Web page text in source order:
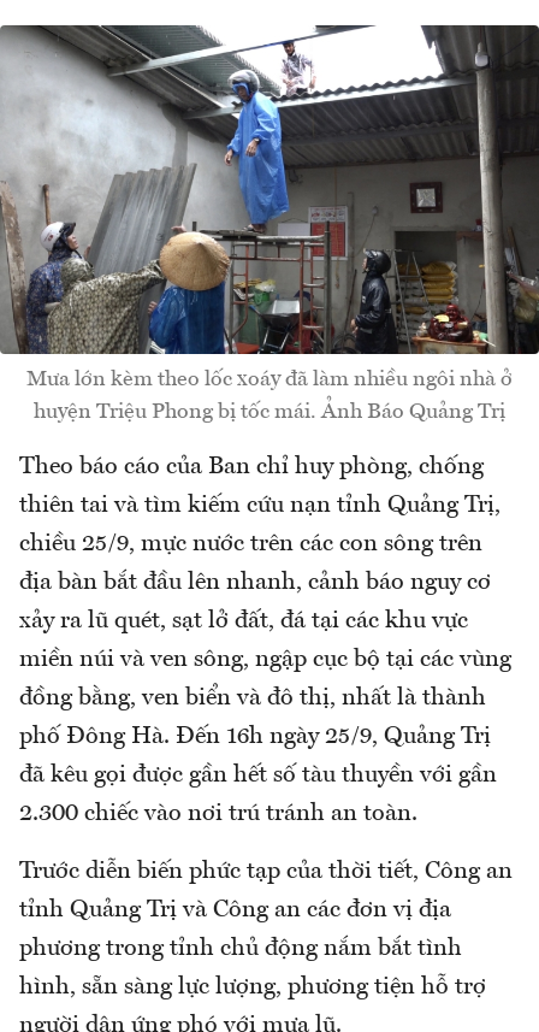
Mưa lớn kèm theo lốc xoáy đã làm nhiều ngôi nhà ở
huyện Triệu Phong bị tốc mái. Ảnh Báo Quảng Trị
Theo báo cáo của Ban chỉ huy phòng, chống
thiên tai và tìm kiếm cứu nạn tỉnh Quảng Trị,
chiều 25/9, mực nước trên các con sông trên
địa bàn bắt đầu lên nhanh, cảnh báo nguy cơ
xảy ra lũ quét, sạt lở đất, đá tại các khu vực
miền núi và ven sông, ngập cục bộ tại các vùng
đồng bằng, ven biển và đô thị, nhất là thành
phố Đông Hà. Đến 16h ngày 25/9, Quảng Trị
đã kêu gọi được gần hết số tàu thuyền với gần
2.300 chiếc vào nơi trú tránh an toàn.
Trước diễn biến phức tạp của thời tiết, Công an
tỉnh Quảng Trị và Công an các đơn vị địa
phương trong tỉnh chủ động nắm bắt tình
hình, sẵn sàng lực lượng, phương tiện hỗ trợ
người dân ứng phó với mưa lũ.